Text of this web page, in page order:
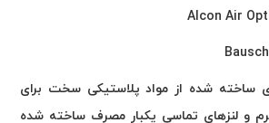
Alcon Air
ساخته شده از مواد پلاستیکی سخت برای
نرم و لنزهای تماسی یکبار مصرف ساخته شده